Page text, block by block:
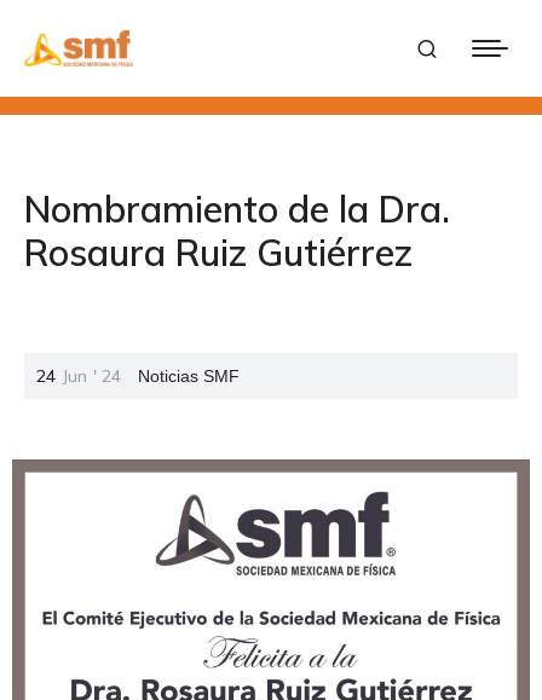
Nombramiento de la Dra.
Rosaura Ruiz Gutiérrez
24 Jun ' 24 Noticias SMF